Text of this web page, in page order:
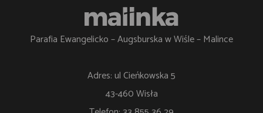
Parafia Ewangelicko – Augsburska w Wiśle – Malince
Adres: ul Cieńkowska 5
43-460 Wisła